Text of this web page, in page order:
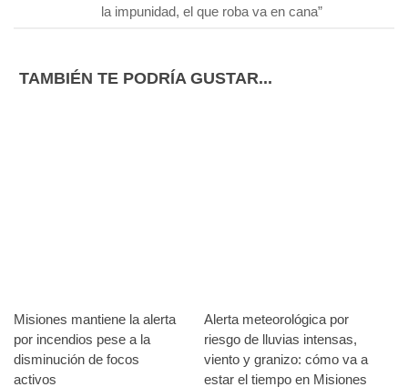
la impunidad, el que roba va en cana”
TAMBIÉN TE PODRÍA GUSTAR...
Misiones mantiene la alerta
por incendios pese a la
disminución de focos
activos
Alerta meteorológica por
riesgo de lluvias intensas,
viento y granizo: cómo va a
estar el tiempo en Misiones